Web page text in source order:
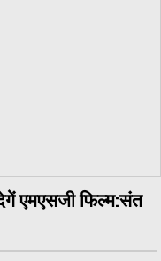
एमएसजी फिल्म:संत